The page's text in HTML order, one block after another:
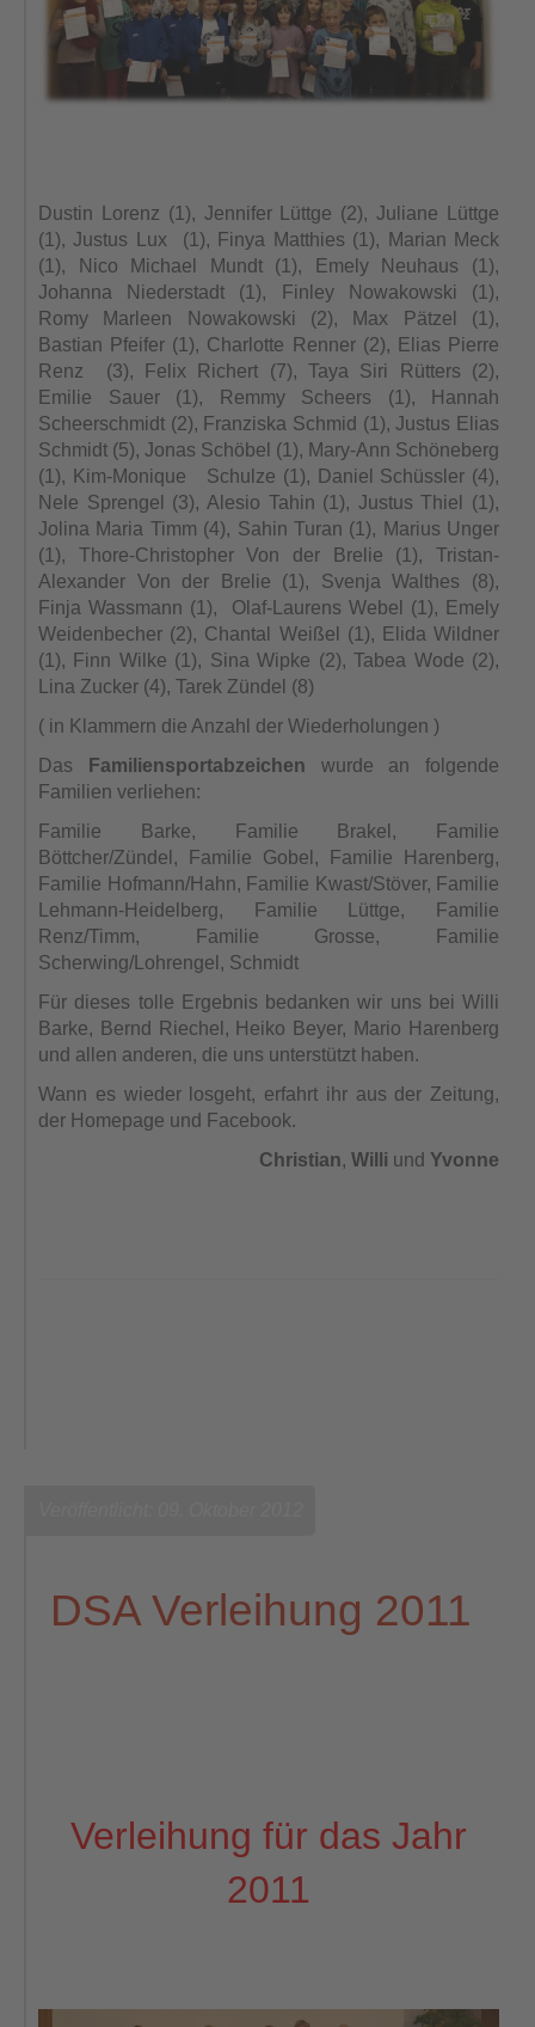
Dustin Lorenz (1), Jennifer Lüttge (2), Juliane Lüttge
(1), Justus Lux (1), Finya Matthies (1), Marian Meck
(1), Nico Michael Mundt (1), Emely Neuhaus (1),
Johanna Niederstadt (1), Finley Nowakowski (1),
Romy Marleen Nowakowski (2), Max Pätzel (1),
Bastian Pfeifer (1), Charlotte Renner (2), Elias Pierre
Renz (3), Felix Richert (7), Taya Siri Rütters (2),
Emilie Sauer (1), Remmy Scheers (1), Hannah
Scheerschmidt (2), Franziska Schmid (1), Justus Elias
Schmidt (5), Jonas Schöbel (1), Mary-Ann Schöneberg
(1), Kim-Monique Schulze (1), Daniel Schüssler (4),
Nele Sprengel (3), Alesio Tahin (1), Justus Thiel (1),
Jolina Maria Timm (4), Sahin Turan (1), Marius Unger
(1), Thore-Christopher Von der Brelie (1), Tristan-
Alexander Von der Brelie (1), Svenja Walthes (8),
Finja Wassmann (1), Olaf-Laurens Webel (1), Emely
Weidenbecher (2), Chantal Weißel (1), Elida Wildner
(1), Finn Wilke (1), Sina Wipke (2), Tabea Wode (2),
Lina Zucker (4), Tarek Zündel (8)
( in Klammern die Anzahl der Wiederholungen )
Das
Familiensportabzeichen wurde an folgende
Familien verliehen:
Familie Barke, Familie Brakel, Familie
Böttcher/Zündel, Familie Gobel, Familie Harenberg,
Familie Hofmann/Hahn, Familie Kwast/Stöver, Familie
Lehmann-Heidelberg, Familie Lüttge, Familie
Renz/Timm, Familie Grosse, Familie
Scherwing/Lohrengel, Schmidt
Für dieses tolle Ergebnis bedanken wir uns bei Willi
Barke, Bernd Riechel, Heiko Beyer, Mario Harenberg
und allen anderen, die uns unterstützt haben.
Wann es wieder losgeht, erfahrt ihr aus der Zeitung,
der Homepage und Facebook.
Christian, Willi und Yvonne
DSA Verleihung 2011
Verleihung für das Jahr
2011